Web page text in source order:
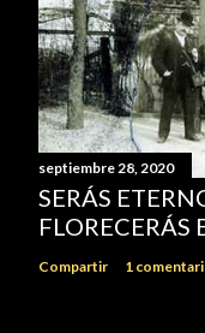
septiembre 28, 2020
SERÁS
FLORECERÁS
Compartir 1